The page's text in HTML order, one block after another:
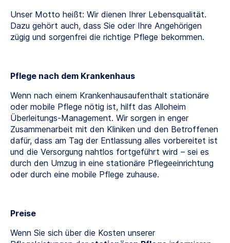
Unser Motto heißt: Wir dienen Ihrer Lebensqualität.
Dazu gehört auch, dass Sie oder Ihre Angehörigen
zügig und sorgenfrei die richtige Pflege bekommen.
Pflege nach dem Krankenhaus
Wenn nach einem Krankenhausaufenthalt stationäre
oder mobile Pflege nötig ist, hilft das Alloheim
Überleitungs-Management. Wir sorgen in enger
Zusammenarbeit mit den Kliniken und den Betroffenen
dafür, dass am Tag der Entlassung alles vorbereitet ist
und die Versorgung nahtlos fortgeführt wird – sei es
durch den Umzug in eine stationäre Pflegeeinrichtung
oder durch eine mobile Pflege zuhause.
Preise
Wenn Sie sich über die Kosten unserer